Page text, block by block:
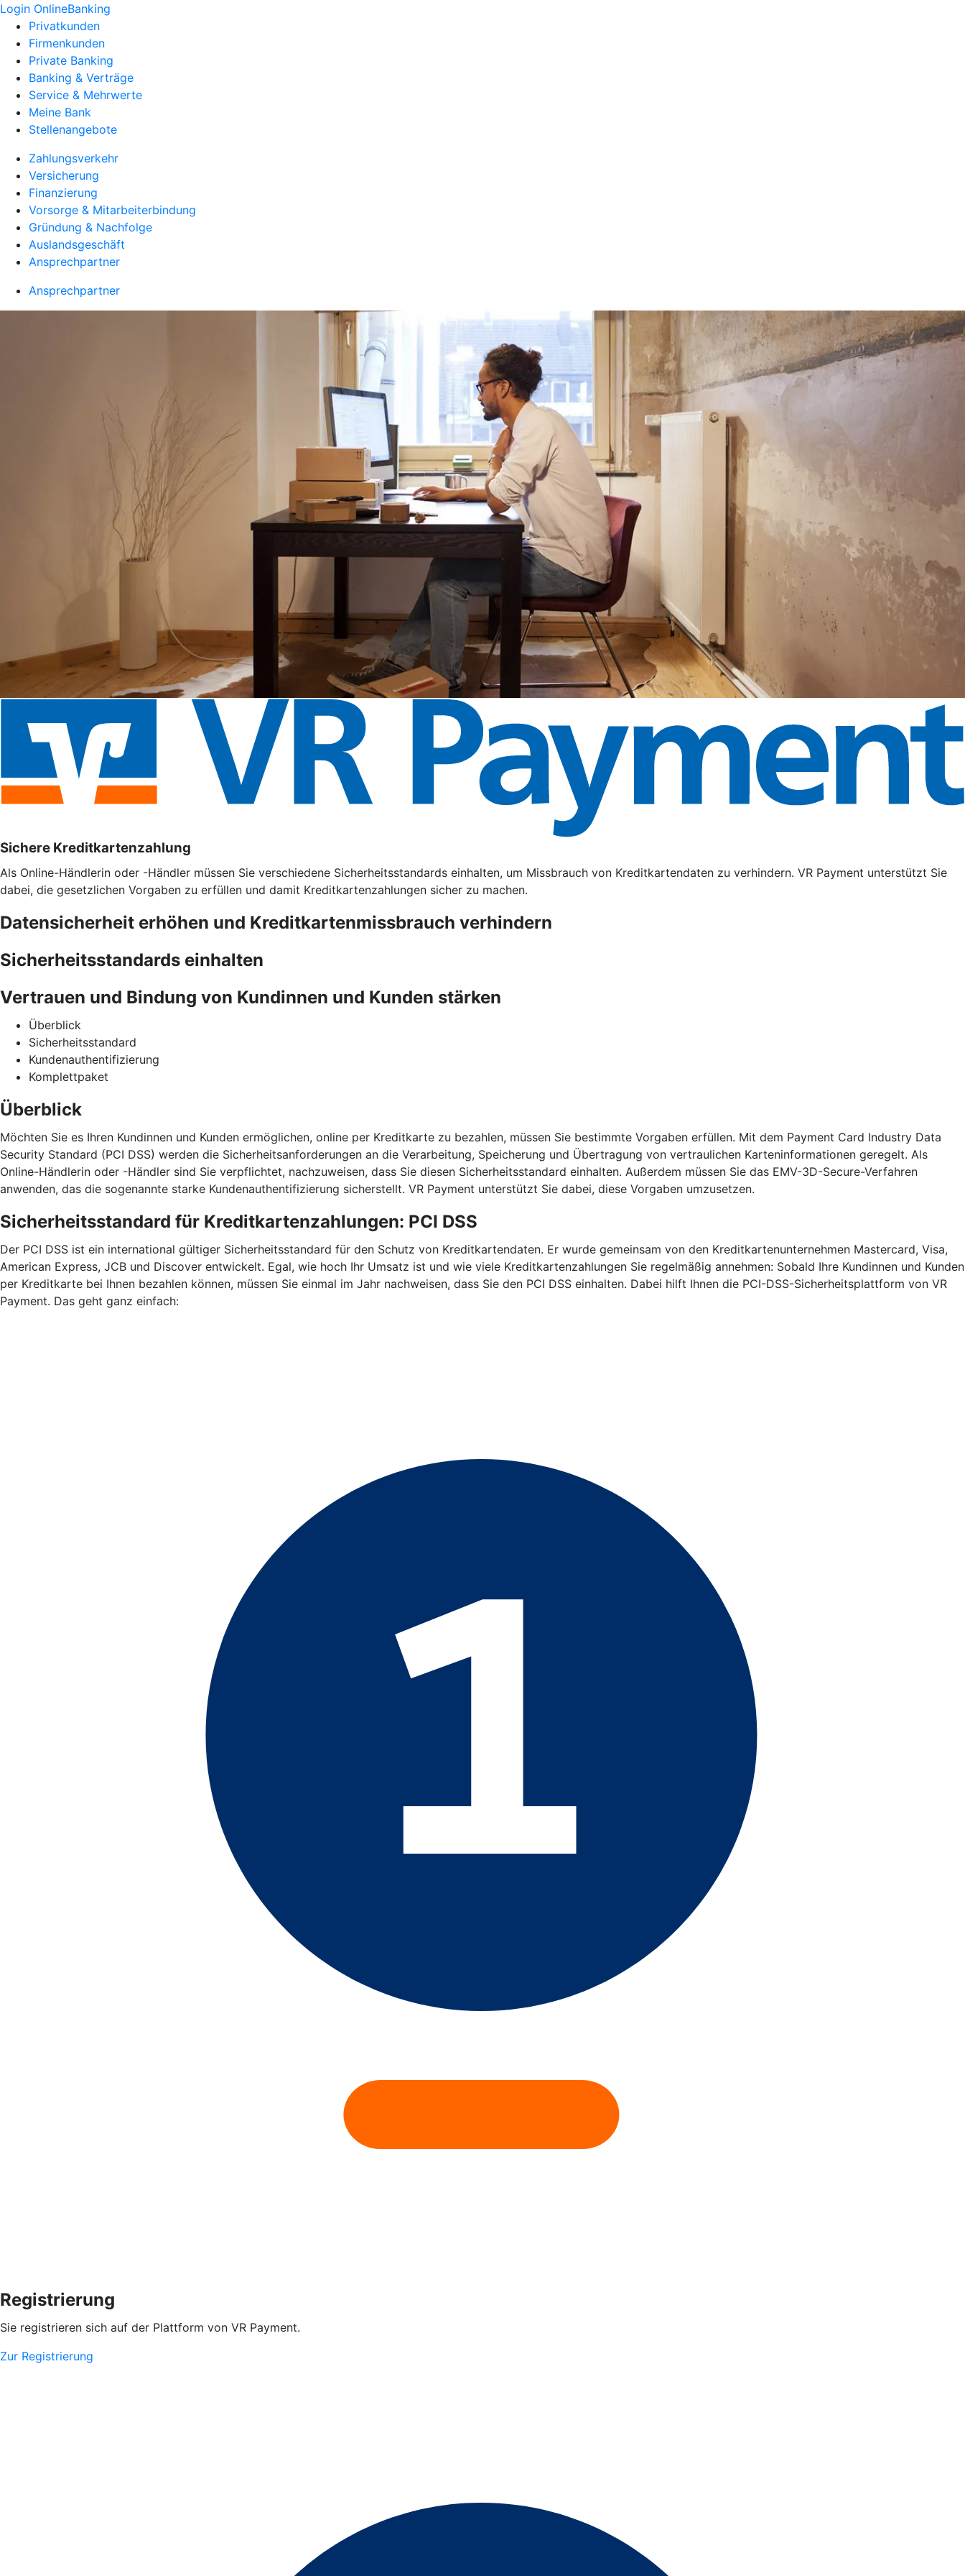
Login OnlineBanking
Privatkunden
Firmenkunden
Private Banking
Banking & Verträge
Service & Mehrwerte
Meine Bank
Stellenangebote
Zahlungsverkehr
Versicherung
Finanzierung
Vorsorge & Mitarbeiterbindung
Gründung & Nachfolge
Auslandsgeschäft
Ansprechpartner
Ansprechpartner
Sichere Kreditkartenzahlung
Als Online-Händlerin oder -Händler müssen Sie verschiedene Sicherheitsstandards einhalten, um Missbrauch von Kreditkartendaten zu verhindern. VR Payment unterstützt Sie
dabei, die gesetzlichen Vorgaben zu erfüllen und damit Kreditkartenzahlungen sicher zu machen.
Datensicherheit erhöhen und Kreditkartenmissbrauch verhindern
Sicherheitsstandards einhalten
Vertrauen und Bindung von Kundinnen und Kunden stärken
Überblick
Sicherheitsstandard
Kundenauthentifizierung
Komplettpaket
Überblick
Möchten Sie es Ihren Kundinnen und Kunden ermöglichen, online per Kreditkarte zu bezahlen, müssen Sie bestimmte Vorgaben erfüllen. Mit dem Payment Card Industry Data
Security Standard (PCI DSS) werden die Sicherheitsanforderungen an die Verarbeitung, Speicherung und Übertragung von vertraulichen Karteninformationen geregelt. Als
Online-Händlerin oder -Händler sind Sie verpflichtet, nachzuweisen, dass Sie diesen Sicherheitsstandard einhalten. Außerdem müssen Sie das EMV-3D-Secure-Verfahren
anwenden, das die sogenannte starke Kundenauthentifizierung sicherstellt. VR Payment unterstützt Sie dabei, diese Vorgaben umzusetzen.
Sicherheitsstandard für Kreditkartenzahlungen: PCI DSS
Der PCI DSS ist ein international gültiger Sicherheitsstandard für den Schutz von Kreditkartendaten. Er wurde gemeinsam von den Kreditkartenunternehmen Mastercard, Visa,
American Express, JCB und Discover entwickelt. Egal, wie hoch Ihr Umsatz ist und wie viele Kreditkartenzahlungen Sie regelmäßig annehmen: Sobald Ihre Kundinnen und Kunden
per Kreditkarte bei Ihnen bezahlen können, müssen Sie einmal im Jahr nachweisen, dass Sie den PCI DSS einhalten. Dabei hilft Ihnen die PCI-DSS-Sicherheitsplattform von VR
Payment. Das geht ganz einfach:
Registrierung
Sie registrieren sich auf der Plattform von VR Payment.
Zur Registrierung